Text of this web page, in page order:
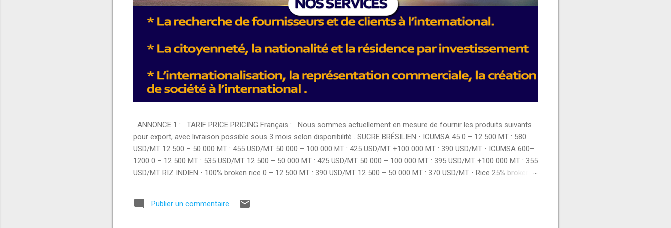
ANNONCE 1 : TARIF PRICE PRICING Français : Nous sommes actuellement en mesure de fournir les produits suivants
pour export, avec livraison possible sous 3 mois selon disponibilité . SUCRE BRÉSILIEN • ICUMSA 45 0 – 12 500 MT : 580
USD/MT 12 500 – 50 000 MT : 455 USD/MT 50 000 – 100 000 MT : 425 USD/MT +100 000 MT : 390 USD/MT • ICUMSA 600–
1200 0 – 12 500 MT : 535 USD/MT 12 500 – 50 000 MT : 425 USD/MT 50 000 – 100 000 MT : 395 USD/MT +100 000 MT : 355
USD/MT RIZ INDIEN • 100% broken rice 0 – 12 500 MT : 390 USD/MT 12 500 – 50 000 MT : 370 USD/MT • Rice 25% broken 0
000 MT : 420 USD/MT PRODUITS ALIMENTAIRES • Brazilian chicken breast : 3350 USD/MT • Brazilian chicken thigh : 3150
USD/MT • Brazilian whole chicken : 3000 USD/MT • Pasta : 1420 USD/MT • Flour : 425 USD/MT • Whole milk powder : 2775
Publier un commentaire